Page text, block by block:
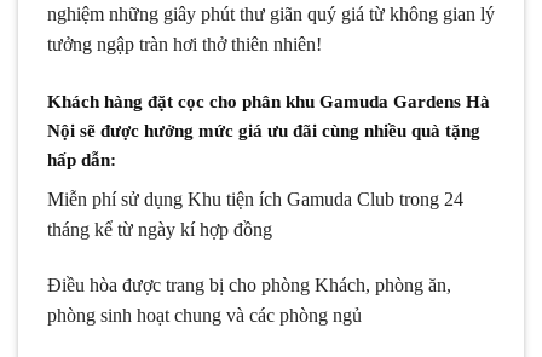
nghiệm những giây phút thư giãn quý giá từ không gian lý
tưởng ngập tràn hơi thở thiên nhiên!
Khách hàng đặt cọc cho phân khu Gamuda Gardens Hà
Nội sẽ được hưởng mức giá ưu đãi cùng nhiều quà tặng
hấp dẫn:
Miễn phí sử dụng Khu tiện ích Gamuda Club trong 24
tháng kể từ ngày kí hợp đồng
Điều hòa được trang bị cho phòng Khách, phòng ăn,
phòng sinh hoạt chung và các phòng ngủ